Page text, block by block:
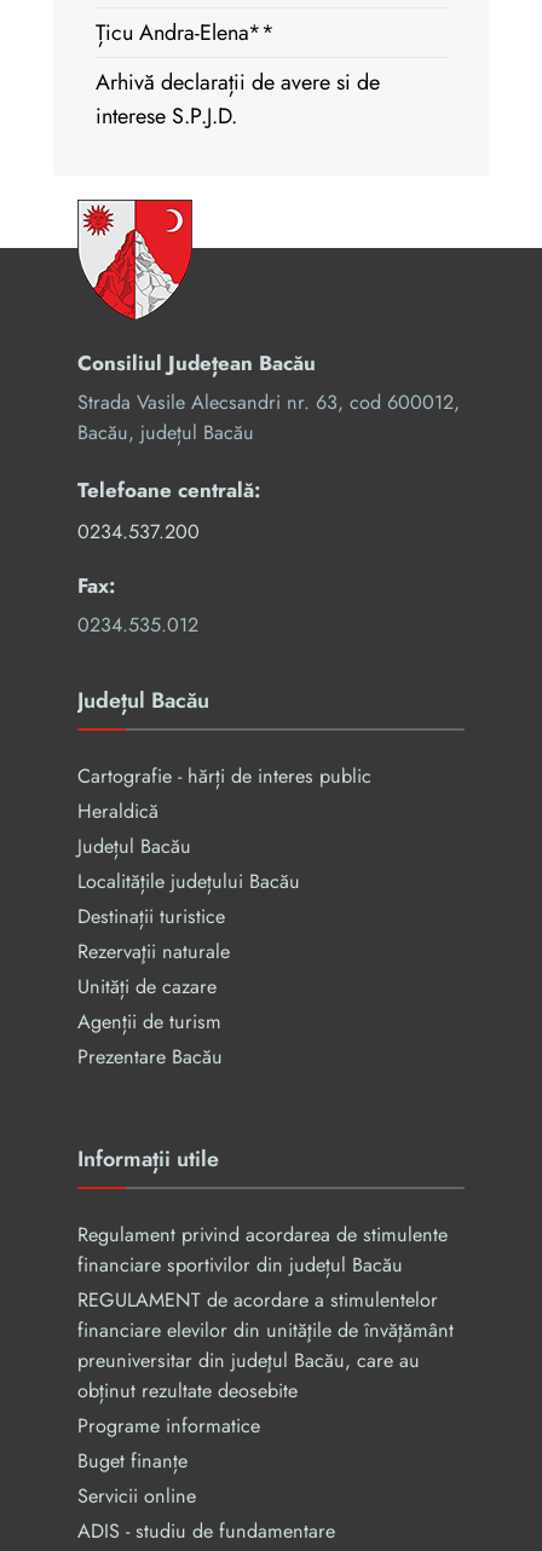
Țicu Andra-Elena**
Arhivă declarații de avere si de
interese S.P.J.D.
Consiliul Județean Bacău
Strada Vasile Alecsandri nr. 63, cod 600012,
Bacău, județul Bacău
Telefoane centrală:
0234.537.200
Fax:
0234.535.012
Județul Bacău
Cartografie - hărți de interes public
Heraldică
Județul Bacău
Localitățile județului Bacău
Destinații turistice
Rezervaţii naturale
Unități de cazare
Agenții de turism
Prezentare Bacău
Informații utile
Regulament privind acordarea de stimulente
financiare sportivilor din județul Bacău
REGULAMENT de acordare a stimulentelor
financiare elevilor din unităţile de învăţământ
preuniversitar din judeţul Bacău, care au
obținut rezultate deosebite
Programe informatice
Buget finanțe
Servicii online
ADIS - studiu de fundamentare